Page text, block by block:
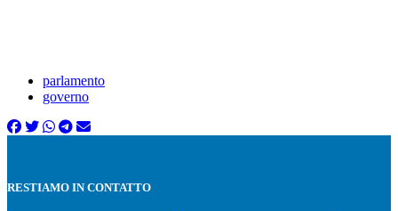
parlamento
governo
RESTIAMO IN CONTATTO